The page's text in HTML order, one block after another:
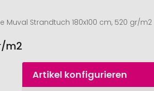
Muval Strandtuch 180x100 cm, 520 gr/m2
m2
Artikel konfigurieren